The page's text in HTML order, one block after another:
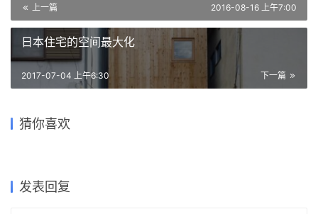
上一篇 2016-08-16 上午7:00
日本住宅的空间最大化
下一篇
2017-07-04 上午6:30
猜你喜欢
筑 + 博意建筑
发表回复